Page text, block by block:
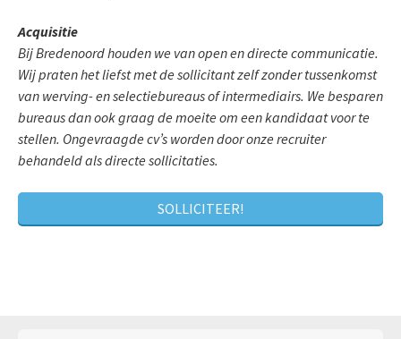
Acquisitie
Bij Bredenoord houden we van open en directe communicatie.
Wij praten het liefst met de sollicitant zelf zonder tussenkomst
van werving- en selectiebureaus of intermediairs. We besparen
bureaus dan ook graag de moeite om een kandidaat voor te
stellen. Ongevraagde cv’s worden door onze recruiter
behandeld als directe sollicitaties.
SOLLICITEER!